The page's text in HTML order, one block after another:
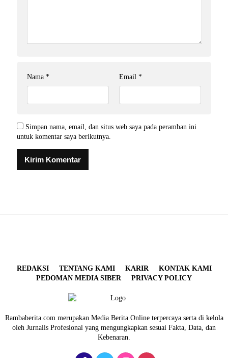
Nama * Email *
Simpan nama, email, dan situs web saya pada peramban ini
untuk komentar saya berikutnya.
REDAKSI TENTANG KAMI KARIR
KONTAK KAMI
PEDOMAN MEDIA SIBER
PRIVACY POLICY
Rambaberita.com merupakan Media Berita Online terpercaya serta di kelola
oleh Jurnalis Profesional yang mengungkapkan sesuai Fakta, Data, dan
Kebenaran.